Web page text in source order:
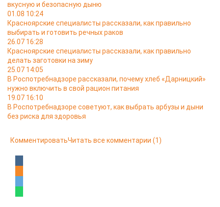
вкусную и безопасную дыню
01.08 10:24
Красноярские специалисты рассказали, как правильно
выбирать и готовить речных раков
26.07 16:28
Красноярские специалисты рассказали, как правильно
делать заготовки на зиму
25.07 14:05
В Роспотребнадзоре рассказали, почему хлеб «Дарницкий»
нужно включить в свой рацион питания
19.07 16:10
В Роспотребнадзоре советуют, как выбрать арбузы и дыни
без риска для здоровья
КомментироватьЧитать все комментарии (1)